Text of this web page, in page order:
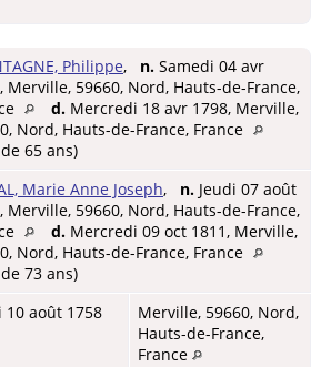
Philippe, n. Samedi 04 avr
Merville, 59660, Nord, Hauts-de-France,
d. Mercredi 18 avr 1798, Merville,
Nord, Hauts-de-France, France
65 ans)
Marie Anne Joseph, n. Jeudi 07 août
Merville, 59660, Nord, Hauts-de-France,
d. Mercredi 09 oct 1811, Merville,
Nord, Hauts-de-France, France
73 ans)
10 août 1758
Merville, 59660, Nord,
Hauts-de-France,
France